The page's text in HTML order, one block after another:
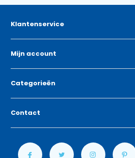
Klantenservice
Mijn account
Categorieën
Contact